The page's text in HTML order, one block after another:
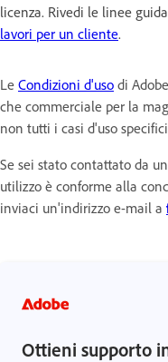
licenza. Rivedi le linee
lavori per un cliente.
Le Condizioni d'uso di
che commerciale per la
non tutti i casi d'uso
Se sei stato contattato da
utilizzo è conforme alla
inviaci un'indirizzo e-mail a
Ottieni supporto